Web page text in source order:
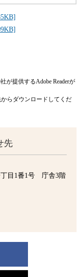
が提供するAdobe Readerが
からダウンロードしてくだ
先
丁目1番1号 庁舎3階